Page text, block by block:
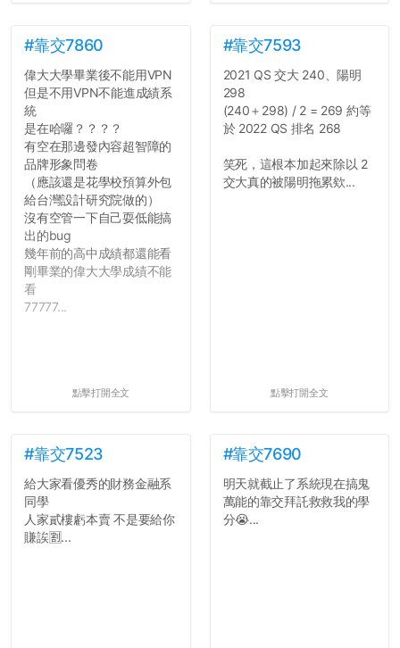
#靠交7860
偉大大學畢業後不能用VPN
但是不用VPN不能進成績系
統
是在哈囉？？？？
有空在那邊發內容超智障的
品牌形象問卷
（應該還是花學校預算外包
給台灣設計研究院做的）
沒有空管一下自己耍低能搞
出的bug
幾年前的高中成績都還能看
剛畢業的偉大大學成績不能
看
77777...
點擊打開全文
#靠交7593
2021 QS 交大 240、陽明
298
(240＋298) / 2 = 269 約等
於 2022 QS 排名 268
笑死，這根本加起來除以 2
交大真的被陽明拖累欸...
點擊打開全文
#靠交7523
給大家看優秀的財務金融系
同學
人家貳樓虧本賣 不是要給你
賺誒🈹...
#靠交7690
明天就截止了系統現在搞鬼
萬能的靠交拜託救救我的學
分😭...